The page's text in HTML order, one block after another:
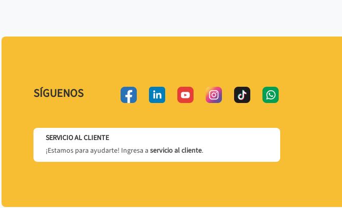
SÍGUENOS
SERVICIO AL CLIENTE
¡Estamos para ayudarte! Ingresa a servicio al cliente.